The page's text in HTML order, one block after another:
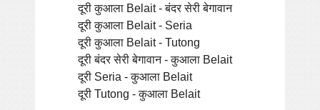
दूरी कुआला Belait - बंदर सेरी बेगावान
दूरी कुआला Belait - Seria
दूरी कुआला Belait - Tutong
दूरी बंदर सेरी बेगावान - कुआला Belait
दूरी Seria - कुआला Belait
दूरी Tutong - कुआला Belait